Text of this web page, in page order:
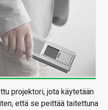
projektori, jota käytetään
että se peittää taitettuna